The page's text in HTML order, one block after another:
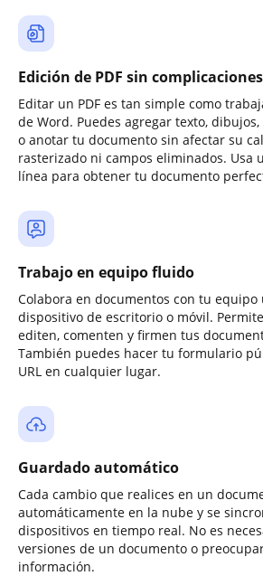
Edición de PDF sin complicaciones
Editar un PDF es tan simple como
de Word. Puedes agregar texto,
o anotar tu documento sin afectar su
rasterizado ni campos eliminados. Usa
línea para obtener tu documento
Trabajo en equipo fluido
Colabora en documentos con tu equipo
dispositivo de escritorio o móvil.
editen, comenten y firmen tus
También puedes hacer tu formulario
URL en cualquier lugar.
Guardado automático
Cada cambio que realices en un
automáticamente en la nube y se
dispositivos en tiempo real. No es
versiones de un documento o
información.